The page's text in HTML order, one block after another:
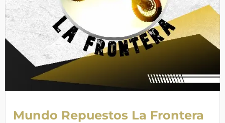
Mundo Repuestos La Frontera